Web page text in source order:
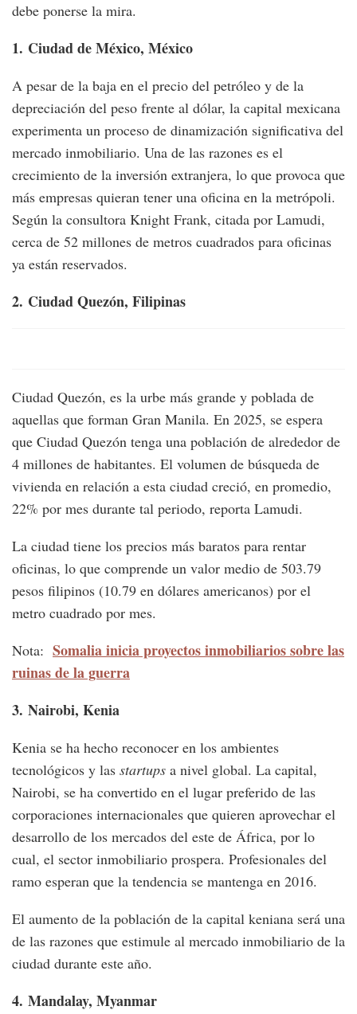
debe ponerse la mira.
1. Ciudad de México, México
A pesar de la baja en el precio del petróleo y de la
depreciación del peso frente al dólar, la capital mexicana
experimenta un proceso de dinamización significativa del
mercado inmobiliario. Una de las razones es el
crecimiento de la inversión extranjera, lo que provoca que
más empresas quieran tener una oficina en la metrópoli.
Según la consultora Knight Frank, citada por Lamudi,
cerca de 52 millones de metros cuadrados para oficinas
ya están reservados.
2. Ciudad Quezón, Filipinas
Ciudad Quezón, es la urbe más grande y poblada de
aquellas que forman Gran Manila. En 2025, se espera
que Ciudad Quezón tenga una población de alrededor de
4 millones de habitantes. El volumen de búsqueda de
vivienda en relación a esta ciudad creció, en promedio,
22% por mes durante tal periodo, reporta Lamudi.
La ciudad tiene los precios más baratos para rentar
oficinas, lo que comprende un valor medio de 503.79
pesos filipinos (10.79 en dólares americanos) por el
metro cuadrado por mes.
Nota: Somalia inicia proyectos inmobiliarios sobre las
ruinas de la guerra
3. Nairobi, Kenia
Kenia se ha hecho reconocer en los ambientes
tecnológicos y las startups a nivel global. La capital,
Nairobi, se ha convertido en el lugar preferido de las
corporaciones internacionales que quieren aprovechar el
desarrollo de los mercados del este de África, por lo
cual, el sector inmobiliario prospera. Profesionales del
ramo esperan que la tendencia se mantenga en 2016.
El aumento de la población de la capital keniana será una
de las razones que estimule al mercado inmobiliario de la
ciudad durante este año.
4. Mandalay, Myanmar